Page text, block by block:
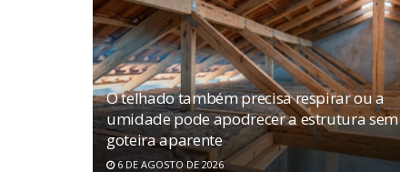
O telhado também precisa respirar ou a
umidade pode apodrecer a estrutura sem
goteira aparente
6 DE AGOSTO DE 2026